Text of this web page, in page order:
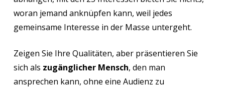
woran jemand anknüpfen kann, weil jedes
gemeinsame Interesse in der Masse untergeht.
Zeigen Sie Ihre Qualitäten, aber präsentieren Sie
sich als zugänglicher Mensch, den man
ansprechen kann, ohne eine Audienz zu